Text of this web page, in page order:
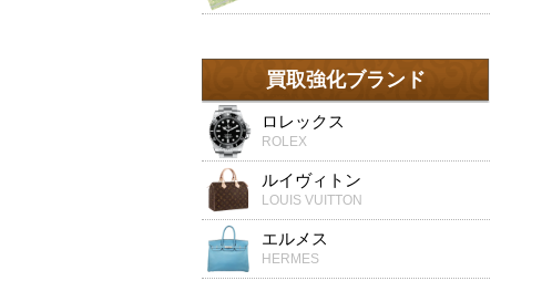
買取強化ブランド
ロレックス
ROLEX
ルイヴィトン
LOUIS VUITTON
エルメス
HERMES